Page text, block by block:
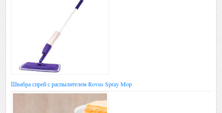
Швабра спрей с распылителем Rovus Spray Mop